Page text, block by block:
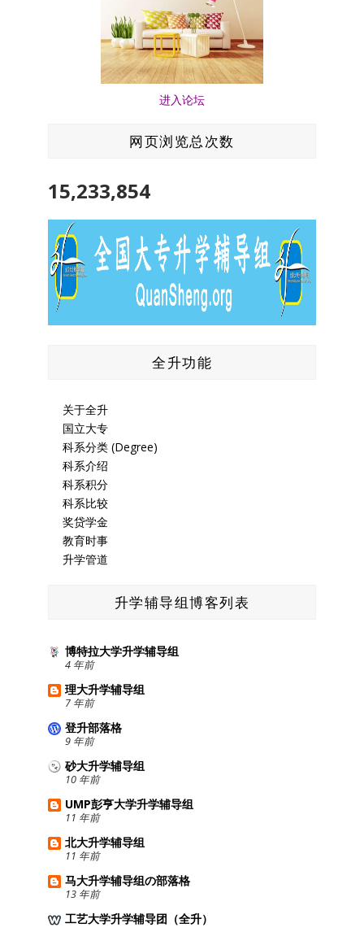
进入论坛
网页浏览总次数
15,233,854
全升功能
关于全升
国立大专
科系分类 (Degree)
科系介绍
科系积分
科系比较
奖贷学金
教育时事
升学管道
升学辅导组博客列表
博特拉大学升学辅导组
4 年前
理大升学辅导组
7 年前
登升部落格
9 年前
砂大升学辅导组
10 年前
UMP彭亨大学升学辅导组
11 年前
北大升学辅导组
11 年前
马大升学辅导组の部落格
13 年前
工艺大学升学辅导团（全升）